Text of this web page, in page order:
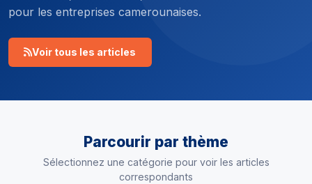
pour les entreprises camerounaises.
Voir tous les articles
Parcourir par thème
Sélectionnez une catégorie pour voir les articles
correspondants